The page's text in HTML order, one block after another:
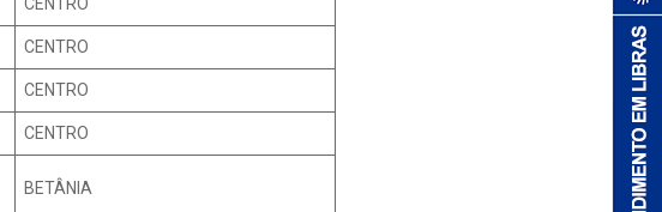
CENTRO
CENTRO
CENTRO
BETÂNIA